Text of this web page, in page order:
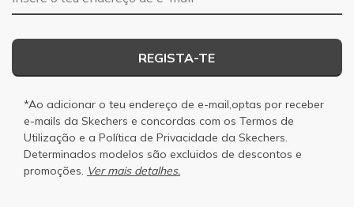
REGISTA-TE
*Ao adicionar o teu endereço de e-mail,optas por receber
e-mails da Skechers e concordas com os Termos de
Utilização e a Política de Privacidade da Skechers.
Determinados modelos são excluidos de descontos e
promoções. Ver mais detalhes.